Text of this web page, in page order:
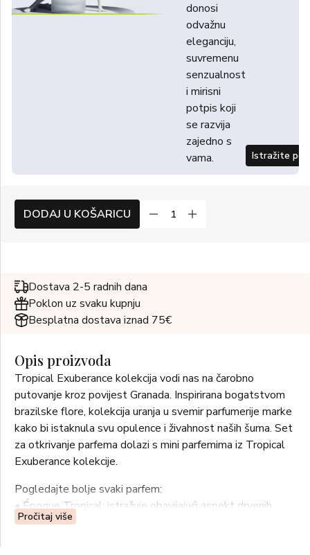
donosi
odvažnu
eleganciju,
suvremenu
senzualnost
i mirisni
potpis koji
se razvija
zajedno s
vama.
Istražite
DODAJ U KOŠARICU
Dostava 2-5 radnih dana
Poklon uz svaku kupnju
Besplatna dostava iznad 75€
Opis proizvoda
Tropical Exuberance kolekcija vodi nas na čarobno
putovanje kroz povijest Granada. Inspirirana bogatstvom
brazilske flore, kolekcija uranja u svemir parfumerije marke
kako bi istaknula svu opulence i živahnost naših šuma. Set
za otkrivanje parfema dolazi s mini parfemima iz Tropical
Exuberance kolekcije.
Pogledajte bolje svaki parfem:
• Époque Tropical: istražuje obavijajući aspekt drvenih
nota sandalovine i guaiaca te balansira ovu intenzivnost s
Pročitaj više